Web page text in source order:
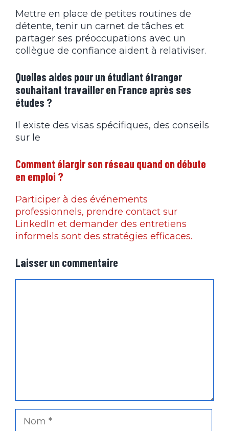
Mettre en place de petites routines de
détente, tenir un carnet de tâches et
partager ses préoccupations avec un
collègue de confiance aident à relativiser.
Quelles aides pour un étudiant étranger
souhaitant travailler en France après ses
études ?
Il existe des visas spécifiques, des conseils
sur le
Comment élargir son réseau quand on débute
en emploi ?
Participer à des événements
professionnels, prendre contact sur
LinkedIn et demander des entretiens
informels sont des stratégies efficaces.
Laisser un commentaire